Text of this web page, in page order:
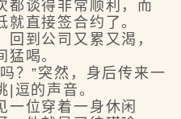
都谈得非常顺利，而
直接签合约了。
到公司又累又渴，
喝。
”突然，身后传来一
|逗的声音。
位穿着一身休闲